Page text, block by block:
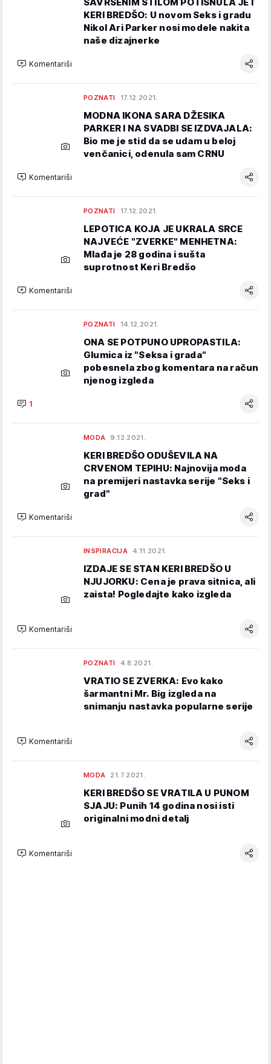
KERI BREDŠO: U novom Seks i gradu
Nikol Ari Parker nosi modele nakita
naše dizajnerke
Komentariši
POZNATI 17.12.2021.
MODNA IKONA SARA DŽESIKA
PARKER I NA SVADBI SE IZDVAJALA:
Bio me je stid da se udam u beloj
venčanici, odenula sam CRNU
Komentariši
POZNATI 17.12.2021.
LEPOTICA KOJA JE UKRALA SRCE
NAJVEĆE "ZVERKE" MENHETNA:
Mlađa je 28 godina i sušta
suprotnost Keri Bredšo
Komentariši
POZNATI 14.12.2021.
ONA SE POTPUNO UPROPASTILA:
Glumica iz "Seksa i grada"
pobesnela zbog komentara na račun
njenog izgleda
1
MODA 9.12.2021.
KERI BREDŠO ODUŠEVILA NA
CRVENOM TEPIHU: Najnovija moda
na premijeri nastavka serije "Seks i
grad"
Komentariši
INSPIRACIJA 4.11.2021.
IZDAJE SE STAN KERI BREDŠO U
NJUJORKU: Cena je prava sitnica, ali
zaista! Pogledajte kako izgleda
Komentariši
POZNATI 4.8.2021.
VRATIO SE ZVERKA: Evo kako
šarmantni Mr. Big izgleda na
snimanju nastavka popularne serije
Komentariši
MODA 21.7.2021.
KERI BREDŠO SE VRATILA U PUNOM
SJAJU: Punih 14 godina nosi isti
originalni modni detalj
Komentariši